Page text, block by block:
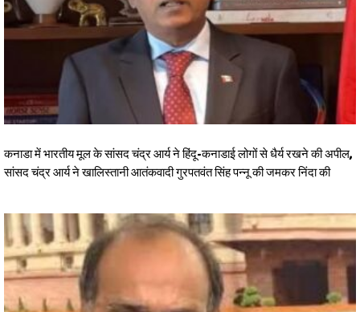
कनाडा में भारतीय मूल के सांसद चंद्र आर्य ने हिंदू-कनाडाई लोगों से धैर्य रखने की अपील,
सांसद चंद्र आर्य ने खालिस्तानी आतंकवादी गुरपतवंत सिंह पन्नू की जमकर निंदा की